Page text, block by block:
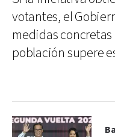
votantes, el
medidas
población supere